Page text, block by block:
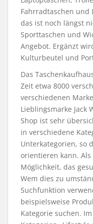
Fahrradtaschen und
das ist noch längst
Sporttaschen und
Angebot. Ergänzt
Kulturbeutel und
Das
Zeit etwa 8000
verschiedenen
Lieblingsmarke Jack
Shop ist sehr
in verschiedene
Unterkategorien, so
orientieren kann.
Möglichkeit, das
Wem dies zu
Suchfunktion
beispielsweise
Kategorie suchen.